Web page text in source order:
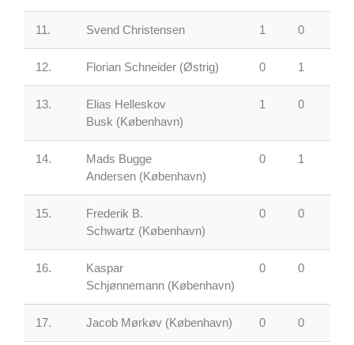
11. Svend Christensen 1 0
12. Florian Schneider (Østrig) 0 1
13.
Elias Helleskov
Busk (København)
1 0
14.
Mads Bugge
Andersen (København)
0 1
15.
Frederik B.
Schwartz (København)
0 0
16.
Kaspar
Schjønnemann (København)
0 0
17. Jacob Mørkøv (København) 0 0